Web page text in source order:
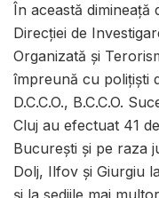
În această
Direcției de
Organizată și
împreună cu polițiști
D.C.C.O., B.C.C.O.
Cluj au efectuat 41
București și pe raza
Dolj, Ilfov și Giurgiu